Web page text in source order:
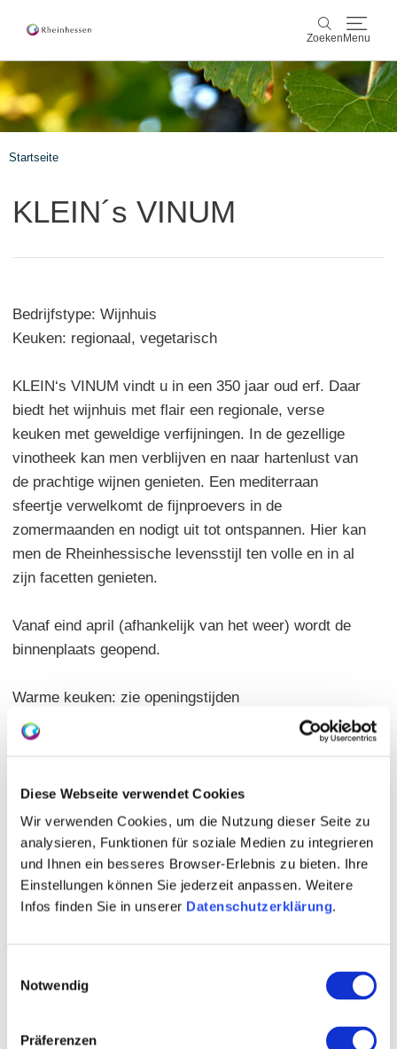
Diese Webseite verwendet Cookies
Wir verwenden Cookies, um die Nutzung dieser Seite zu
analysieren, Funktionen für soziale Medien zu integrieren
und Ihnen ein besseres Browser-Erlebnis zu bieten. Ihre
Einstellungen können Sie jederzeit anpassen. Weitere
Infos finden Sie in unserer Datenschutzerklärung.
Notwendig
Präferenzen
Zoeken Menu
Zoeken
wijn & gastronomie
Rheinhessen-Blog
Startseite
KLEIN´s VINUM
Bedrijfstype: Wijnhuis
Keuken: regionaal, vegetarisch
KLEIN‘s VINUM vindt u in een 350 jaar oud erf. Daar
biedt het wijnhuis met flair een regionale, verse
keuken met geweldige verfijningen. In de gezellige
vinotheek kan men verblijven en naar hartenlust van
de prachtige wijnen genieten. Een mediterraan
sfeertje verwelkomt de fijnproevers in de
zomermaanden en nodigt uit tot ontspannen. Hier kan
men de Rheinhessische levensstijl ten volle en in al
zijn facetten genieten.
Vanaf eind april (afhankelijk van het weer) wordt de
binnenplaats geopend.
Warme keuken: zie openingstijden
Hoofdgerechten: 8,00 - 16,00 Euro | Open
Rheinhessische wijnen: 18
ruimte 30
Data: –
Tafelreserveringen zijn mogelijk per e-mail, telefoon of
via WhatsApp 0177 423 6287 (alleen tekstberichten)